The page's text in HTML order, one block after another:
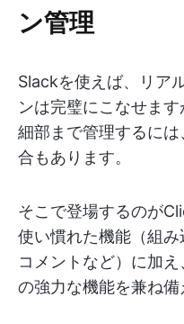
ン管理
Slackを使えば、リア
ンは完璧にこなせま
細部まで管理するに
合もあります。
そこで登場するのが
使い慣れた機能（組み
コメントなど）に加
の強力な機能を兼ね備